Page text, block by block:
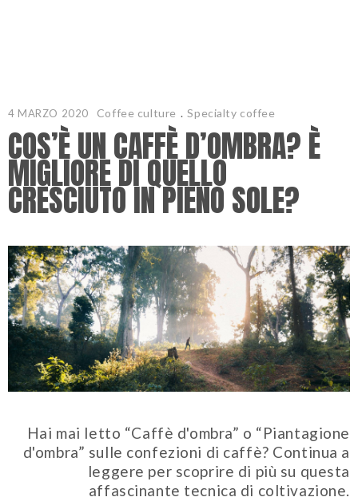
4 MARZO 2020 Coffee culture . Specialty coffee
COS’È UN CAFFÈ D’OMBRA? È
MIGLIORE DI QUELLO
CRESCIUTO IN PIENO SOLE?
Hai mai letto “Caffè d'ombra” o “Piantagione
d'ombra” sulle confezioni di caffè? Continua a
leggere per scoprire di più su questa
affascinante tecnica di coltivazione.